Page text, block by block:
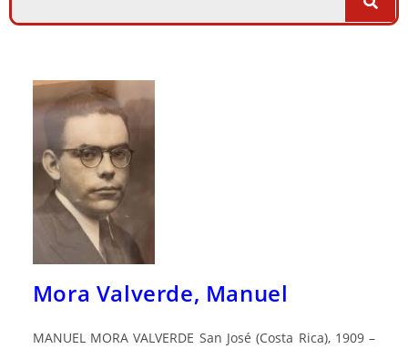
Mora Valverde, Manuel
MANUEL MORA VALVERDE San José (Costa Rica), 1909 –